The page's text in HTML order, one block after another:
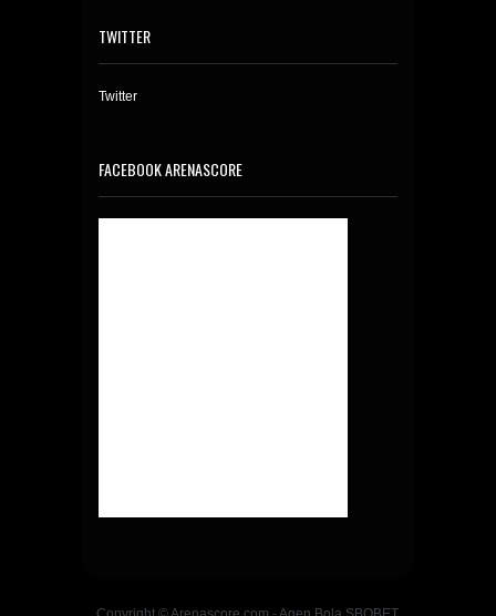
TWITTER
Twitter
FACEBOOK ARENASCORE